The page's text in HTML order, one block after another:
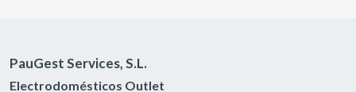
PauGest Services, S.L.
Electrodomésticos Outlet